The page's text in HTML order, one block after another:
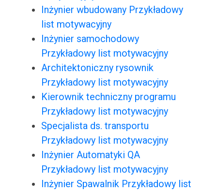
Inżynier wbudowany Przykładowy
list motywacyjny
Inżynier samochodowy
Przykładowy list motywacyjny
Architektoniczny rysownik
Przykładowy list motywacyjny
Kierownik techniczny programu
Przykładowy list motywacyjny
Specjalista ds. transportu
Przykładowy list motywacyjny
Inżynier Automatyki QA
Przykładowy list motywacyjny
Inżynier Spawalnik Przykładowy list